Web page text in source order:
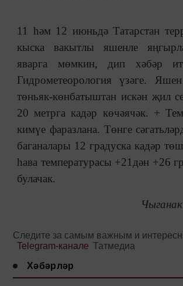
11 һәм 12 июньдә Татарстан
кыска вакытлы яшенле
яварга мөмкин, дип хәбәр
Гидрометеорология үзәге.
төньяк-көнбатыштан искән җил
20 метрга кадәр көчәячәк. +
кимүе фаразлана. Төнге
баганалары 12 градуска кадәр
һава температурасы +21дән +26
булачак.
Следите за самым важным и
Telegram-канале Татмедиа
Хәбәрләр